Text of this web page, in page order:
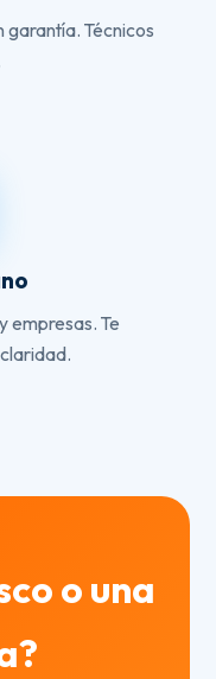
garantía. Técnicos
empresas. Te
o una